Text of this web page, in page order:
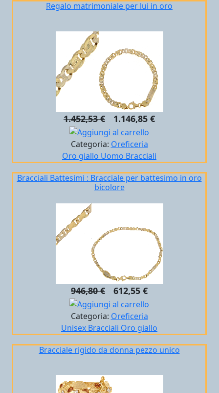
Regalo matrimoniale per lui in oro
1.452,53 € 1.146,85 €
Categoria: Oreficeria
Oro giallo Uomo Bracciali
Bracciali Battesimi : Bracciale per battesimo in oro
bicolore
946,80 € 612,55 €
Categoria: Oreficeria
Unisex Bracciali Oro giallo
Bracciale rigido da donna pezzo unico